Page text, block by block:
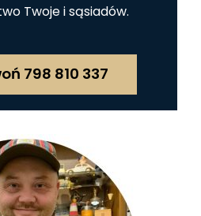
Twoje i sąsiadów.
798 810 337